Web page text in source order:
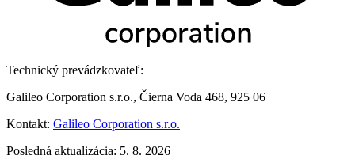
Technický prevádzkovateľ:
Galileo Corporation s.r.o., Čierna Voda 468, 925 06
Kontakt: Galileo Corporation s.r.o.
Posledná aktualizácia: 5. 8. 2026